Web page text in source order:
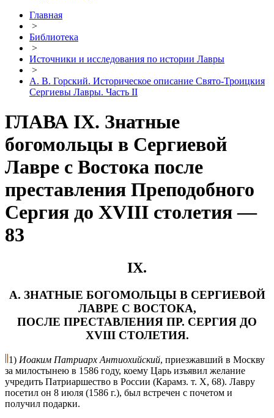
Главная
>
Библиотека
>
Источники и исследования по истории Лавры
>
А. В. Горский. Историческое описание Свято-Троицкия
Сергиевы Лавры. Часть II
ГЛАВА IX. Знатные
богомольцы в Сергиевой
Лавре с Востока после
преставления Преподобного
Сергия до XVIII столетия —
83
IX.
А. ЗНАТНЫЕ БОГОМОЛЬЦЫ В СЕРГИЕВОЙ
ЛАВРЕ С ВОСТОКА,
ПОСЛЕ ПРЕСТАВЛЕНИЯ ПР. СЕРГИЯ ДО
XVIII СТОЛЕТИЯ.
1) Иоаким Патриарх Антиохийский, приезжавший в Москву
за милостынею в 1586 году, коему Царь изъявил желание
учредить Патриаршество в России (Карамз. т. X, 68). Лавру
посетил он 8 июля (1586 г.), был встречен с почетом и
получил подарки.